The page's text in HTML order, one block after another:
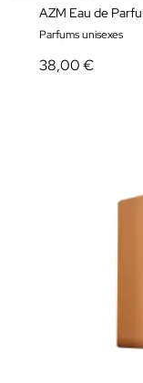
AZM Eau de
Parfums unisexes
38,00 €